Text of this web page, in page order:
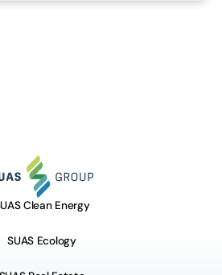
Clean Energy
SUAS Ecology